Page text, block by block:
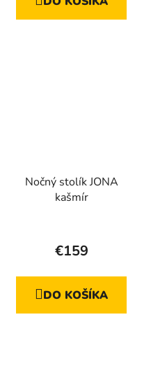
5,0
Nočný stolík JONA
kašmír
hodnotenie
je
5,0
€159
DO KOŠÍKA